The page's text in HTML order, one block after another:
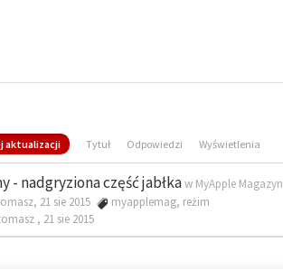
aktualizacji Tytuł Odpowiedzi Wyświetlenia
- nadgryziona część jabłkaw MyApple Magazyn
21 sie 2015
myapplemag, reżim
, 21 sie 2015